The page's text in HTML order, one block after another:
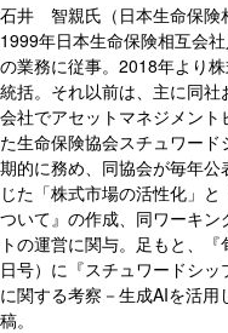
石井 智親氏（日本生命保険
1999年日本生命保険相互会
の業務に従事。 2018年より
統括。それ以前は、主に同
会社でアセットマネジメン
た生命保険協会スチュワー
期的に務め、同協会が毎年
じた「株式市場の活性化」
ついて』の作成、同ワーキ
トの運営に関与。足もと、『
日号）に『スチュワードシ
に関する考察－生成AIを活用
稿。